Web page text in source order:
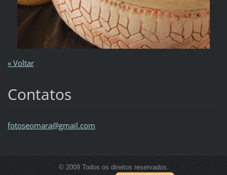
« Voltar
Contatos
fotoseomara@gmail.com
© 2009 Todos os direitos reservados.